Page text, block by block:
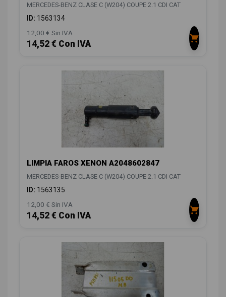
MERCEDES-BENZ CLASE C (W204) COUPE 2.1 CDI CAT
ID: 1563134
12,00 € Sin IVA
14,52 € Con IVA
LIMPIA FAROS XENON A2048602847
MERCEDES-BENZ CLASE C (W204) COUPE 2.1 CDI CAT
ID: 1563135
12,00 € Sin IVA
14,52 € Con IVA